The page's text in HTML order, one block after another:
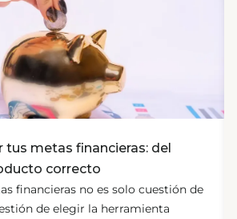
tus metas financieras: del
correcto
financieras no es solo cuestión de
de elegir la herramienta